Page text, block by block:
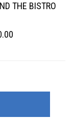
THE BISTRO